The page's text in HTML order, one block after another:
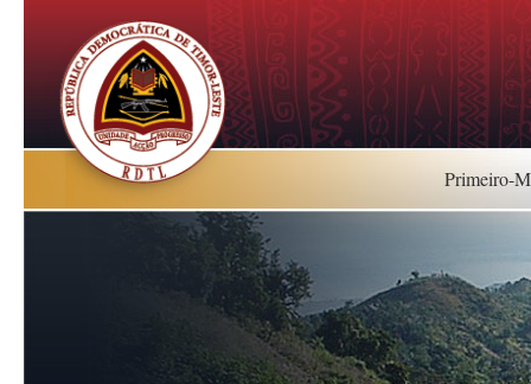
Primeiro-